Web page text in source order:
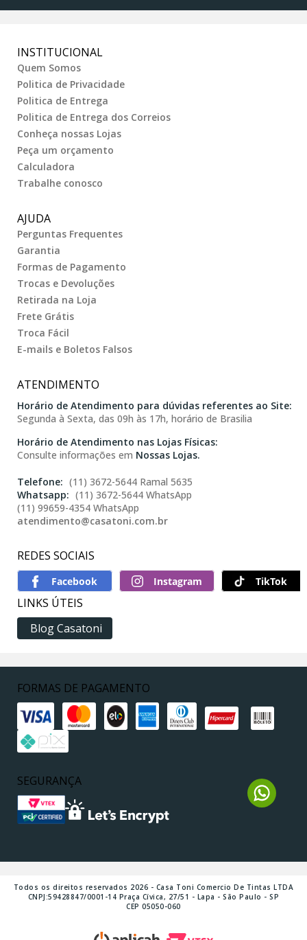
INSTITUCIONAL
Quem Somos
Politica de Privacidade
Politica de Entrega
Politica de Entrega dos Correios
Conheça nossas Lojas
Peça um orçamento
Calculadora
Trabalhe conosco
AJUDA
Perguntas Frequentes
Garantia
Formas de Pagamento
Trocas e Devoluções
Retirada na Loja
Frete Grátis
Troca Fácil
E-mails e Boletos Falsos
ATENDIMENTO
Horário de Atendimento para dúvidas referentes ao Site:
Segunda à Sexta, das 09h às 17h, horário de Brasilia
Horário de Atendimento nas Lojas Físicas:
Consulte informações em Nossas Lojas.
(11) 3672-5644 Ramal 5635
(11) 3672-5644 WhatsApp
(11) 99659-4354 WhatsApp
atendimento@casatoni.com.br
REDES SOCIAIS
TikTok
LINKS ÚTEIS
Blog Casatoni
FORMAS DE PAGAMENTO
SEGURANÇA
Todos os direitos reservados 2026 - Casa Toni Comercio De Tintas LTDA
CNPJ:59428847/0001-14 Praça Cívica, 27/51 - Lapa - São Paulo - SP
CEP 05050-060